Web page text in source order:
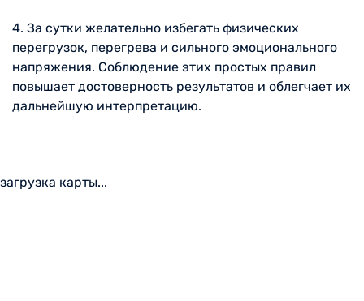
4. За сутки желательно избегать физических
перегрузок, перегрева и сильного эмоционального
напряжения. Соблюдение этих простых правил
повышает достоверность результатов и облегчает их
дальнейшую интерпретацию.
загрузка карты...